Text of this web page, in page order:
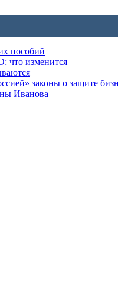
пособий
что изменится
законы о защите
Иванова